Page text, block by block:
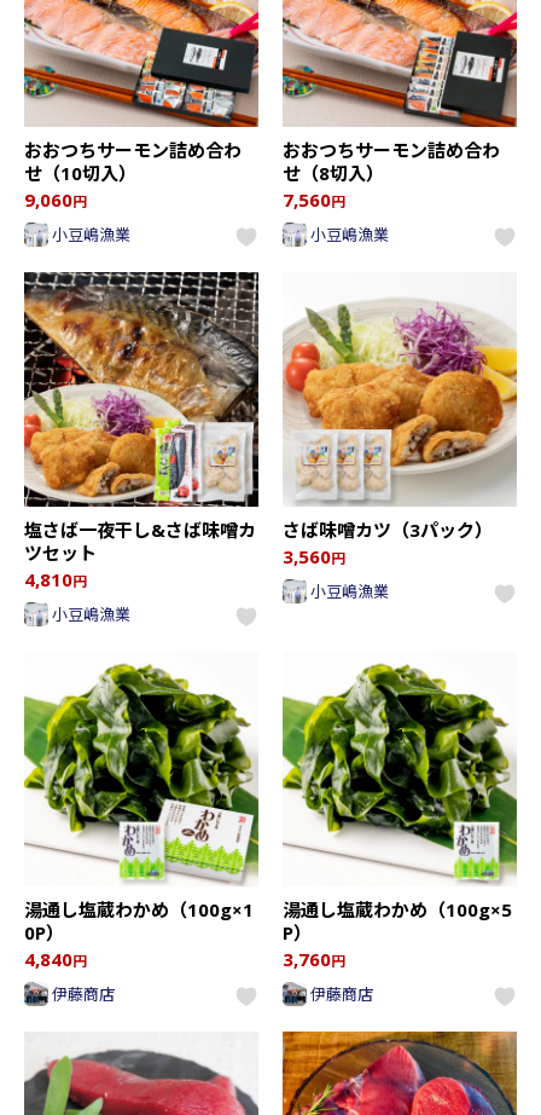
おおつちサーモン詰め合わ
せ（10切入）
9,060円
小豆嶋漁業
おおつちサーモン詰め合わ
せ（8切入）
7,560円
小豆嶋漁業
塩さば一夜干し&さば味噌カ
ツセット
4,810円
小豆嶋漁業
さば味噌カツ（3パック）
3,560円
小豆嶋漁業
湯通し塩蔵わかめ（100g×1
0P）
4,840円
伊藤商店
湯通し塩蔵わかめ（100g×5
P）
3,760円
伊藤商店